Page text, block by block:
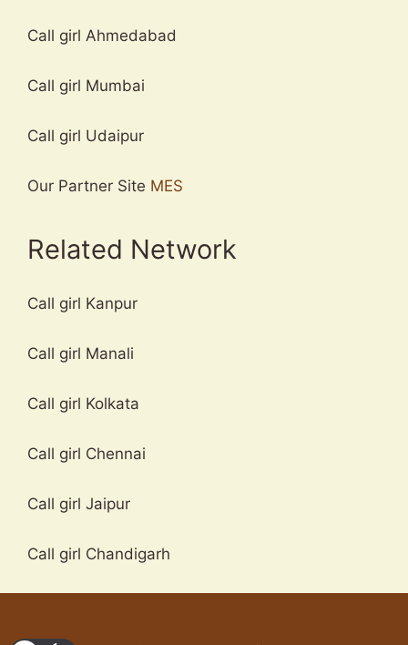
Call girl Ahmedabad
Call girl Mumbai
Call girl Udaipur
Our Partner Site MES
Related Network
Call girl Kanpur
Call girl Manali
Call girl Kolkata
Call girl Chennai
Call girl Jaipur
Call girl Chandigarh